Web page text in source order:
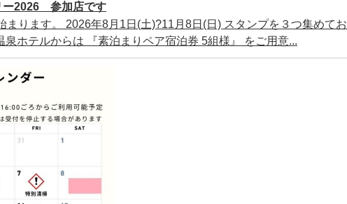
ー2026 参加店です
ります。 2026年8月1日(土)?11月8日(日) スタンプを３つ集めてお
ホテルからは 『素泊まりペア宿泊券 5組様』 をご用意...